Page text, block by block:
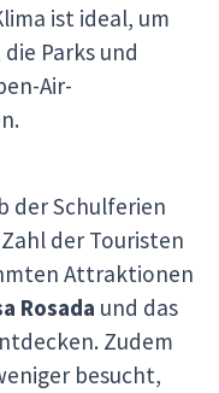
ist ideal, um
Parks und
Air-
der Schulferien
der Touristen
Attraktionen
Rosada und das
Zudem
besucht,